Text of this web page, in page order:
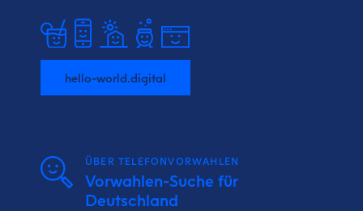
hello-world.digital
ÜBER TELEFONVORWAHLEN
Vorwahlen-Suche für
Deutschland